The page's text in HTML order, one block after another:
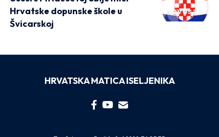
NOVOSTI
Hrvatske dopunske škole u
Švicarskoj
HRVATSKA MATICA ISELJENIKA